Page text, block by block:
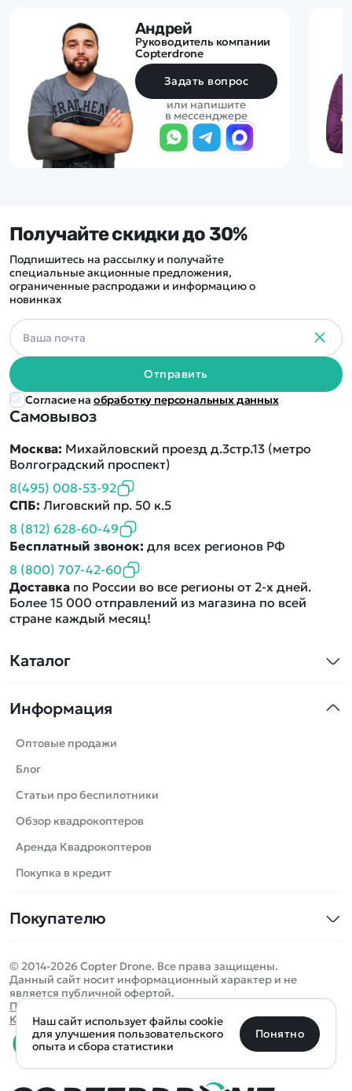
Андрей
Руководитель компании
Copterdrone
Задать вопрос
или напишите
в мессенджере
Каталог
Машинки
Танки
Вертолеты
Катера
Роботы
Самолеты
Сборные модели
Спецтехника
Игрушки
Запчасти для моделей
Бренды
Информация
Оптовые продажи
Блог
Статьи про беспилотники
Обзор квадрокоптеров
Аренда Квадрокоптеров
Покупка в кредит
Покупателю
Оплата и доставка
Помощь
Отследить заказ
Оплата на сайте
Самовывоз
Москва: Михайловский проезд д.3стр.13 (метро
Волгоградский проспект)
8(495) 008-53-92
СПБ: Лиговский пр. 50 к.5
8 (812) 628-60-49
Бесплатный звонок: для всех регионов РФ
8 (800) 707-42-60
Доставка по России во все регионы от 2-х дней.
Более 15 000 отправлений из магазина по всей
стране каждый месяц!
Получайте скидки до 30%
Подпишитесь на рассылку и получайте
специальные акционные предложения,
ограниченные распродажи и информацию о
новинках
Отправить
Согласие на обработку персональных данных
© 2014-2026 Copter Drone. Все права защищены.
Данный сайт носит информационный характер и не
является публичной офертой.
Политика конфиденциальности
Карта сайта
0 товаров Очистить
Определить местоположение
Санкт-Петербург Москва Майкоп Уфа
Наш сайт использует файлы cookie
для улучшения пользовательского
опыта и сбора статистики
Понятно